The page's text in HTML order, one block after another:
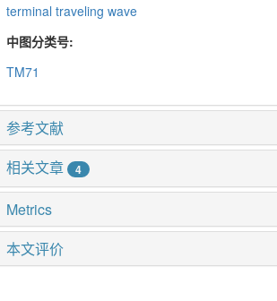
terminal traveling wave
中图分类号:
TM71
参考文献
相关文章
4
Metrics
本文评价